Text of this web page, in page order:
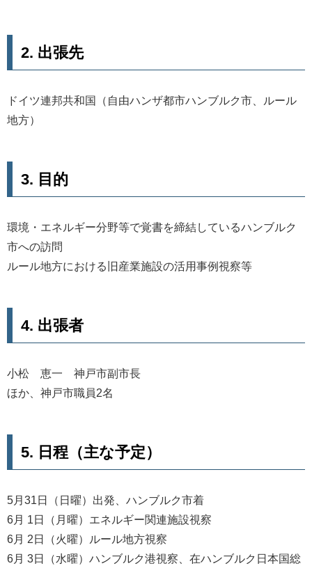
2. 出張先
ドイツ連邦共和国（自由ハンザ都市ハンブルク市、ルール
地方）
3. 目的
環境・エネルギー分野等で覚書を締結しているハンブルク
市への訪問
ルール地方における旧産業施設の活用事例視察等
4. 出張者
小松 恵一 神戸市副市長
ほか、神戸市職員2名
5. 日程（主な予定）
5月31日（日曜）出発、ハンブルク市着
6月 1日（月曜）エネルギー関連施設視察
6月 2日（火曜）ルール地方視察
6月 3日（水曜）ハンブルク港視察、在ハンブルク日本国総